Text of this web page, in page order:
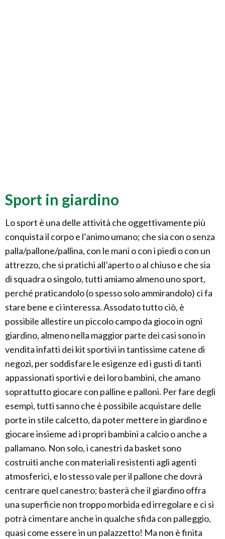
Sport in giardino
Lo sport è una delle attività che oggettivamente più
conquista il corpo e l’animo umano; che sia con o senza
palla/pallone/pallina, con le mani o con i piedi o con un
attrezzo, che si pratichi all’aperto o al chiuso e che sia
di squadra o singolo, tutti amiamo almeno uno sport,
perché praticandolo (o spesso solo ammirandolo) ci fa
stare bene e ci interessa. Assodato tutto ciò, è
possibile allestire un piccolo campo da gioco in ogni
giardino, almeno nella maggior parte dei casi sono in
vendita infatti dei kit sportivi in tantissime catene di
negozi, per soddisfare le esigenze ed i gusti di tanti
appassionati sportivi e dei loro bambini, che amano
soprattutto giocare con palline e palloni. Per fare degli
esempi, tutti sanno che è possibile acquistare delle
porte in stile calcetto, da poter mettere in giardino e
giocare insieme ad i propri bambini a calcio o anche a
pallamano. Non solo, i canestri da basket sono
costruiti anche con materiali resistenti agli agenti
atmosferici, e lo stesso vale per il pallone che dovrà
centrare quel canestro; basterà che il giardino offra
una superficie non troppo morbida ed irregolare e ci si
potrà cimentare anche in qualche sfida con palleggio,
quasi come essere in un palazzetto! Ma non è finita